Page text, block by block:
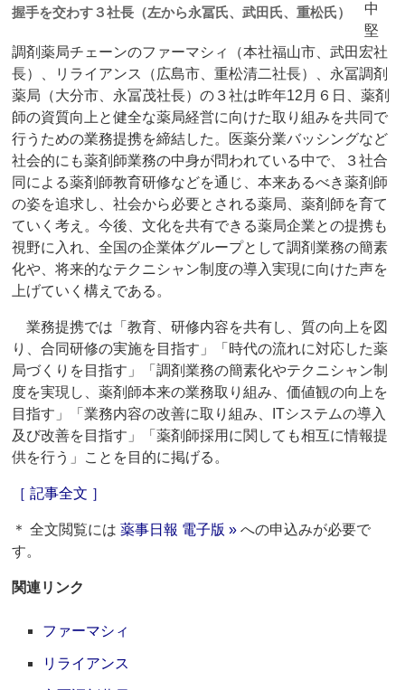
握手を交わす３社長（左から永冨氏、武田氏、重松氏）
中
堅
調剤薬局チェーンのファーマシィ（本社福山市、武田宏社
長）、リライアンス（広島市、重松清二社長）、永冨調剤
薬局（大分市、永冨茂社長）の３社は昨年12月６日、薬剤
師の資質向上と健全な薬局経営に向けた取り組みを共同で
行うための業務提携を締結した。医薬分業バッシングなど
社会的にも薬剤師業務の中身が問われている中で、３社合
同による薬剤師教育研修などを通じ、本来あるべき薬剤師
の姿を追求し、社会から必要とされる薬局、薬剤師を育て
ていく考え。今後、文化を共有できる薬局企業との提携も
視野に入れ、全国の企業体グループとして調剤業務の簡素
化や、将来的なテクニシャン制度の導入実現に向けた声を
上げていく構えである。
業務提携では「教育、研修内容を共有し、質の向上を図
り、合同研修の実施を目指す」「時代の流れに対応した薬
局づくりを目指す」「調剤業務の簡素化やテクニシャン制
度を実現し、薬剤師本来の業務取り組み、価値観の向上を
目指す」「業務内容の改善に取り組み、ITシステムの導入
及び改善を目指す」「薬剤師採用に関しても相互に情報提
供を行う」ことを目的に掲げる。
［ 記事全文 ］
＊ 全文閲覧には薬事日報 電子版 » への申込みが必要で
す。
関連リンク
ファーマシィ
リライアンス